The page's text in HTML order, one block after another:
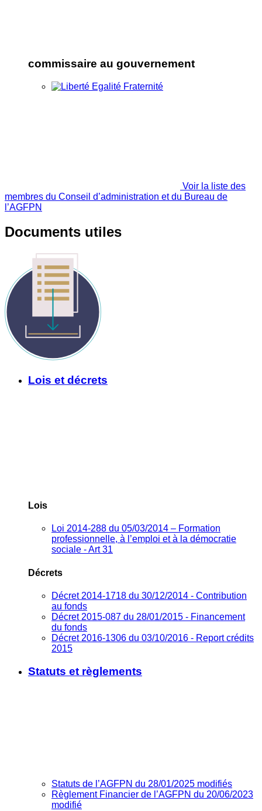
commissaire au gouvernement
Voir la liste des
membres du Conseil d’administration et du Bureau de
l’AGFPN
Documents utiles
Lois et décrets
Lois
Loi 2014-288 du 05/03/2014 – Formation
professionnelle, à l’emploi et à la démocratie
sociale - Art 31
Décrets
Décret 2014-1718 du 30/12/2014 - Contribution
au fonds
Décret 2015-087 du 28/01/2015 - Financement
du fonds
Décret 2016-1306 du 03/10/2016 - Report crédits
2015
Statuts et règlements
Statuts de l’AGFPN du 28/01/2025 modifiés
Règlement Financier de l’AGFPN du 20/06/2023
modifié